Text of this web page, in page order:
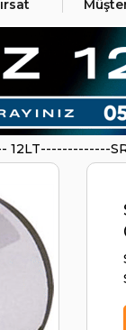
12LT-------------